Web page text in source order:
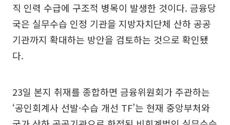
직 인력 수급에 구조적 병목이 발생한 것이다. 금융당
국은 실무수습 인정 기관을 지방자치단체 산하 공공
기관까지 확대하는 방안을 검토하는 것으로 확인됐
다.
23일 본지 취재를 종합하면 금융위원회가 주관하는
‘공인회계사 선발·수습 개선 TF’는 현재 중앙부처와